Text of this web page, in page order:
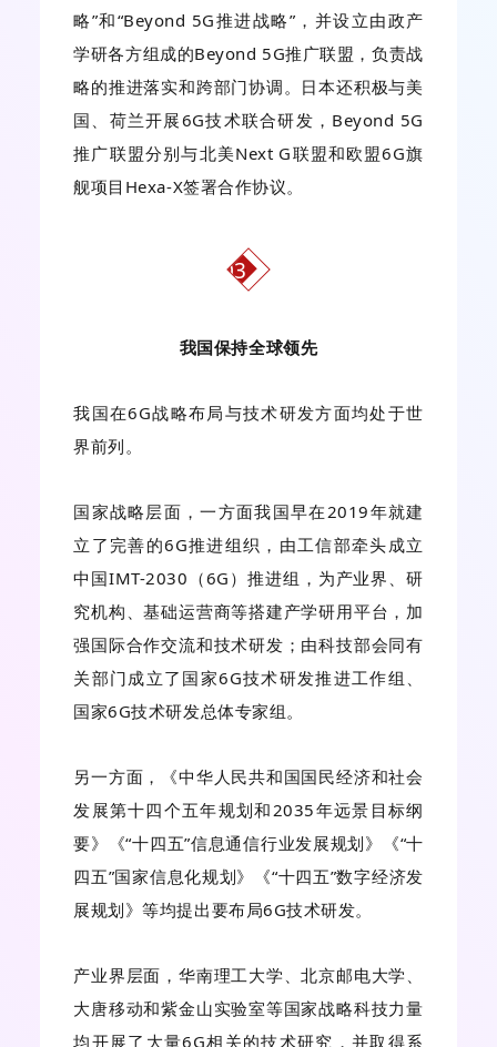
略”和“Beyond 5G推进战略”，并设立由政产
学研各方组成的Beyond 5G推广联盟，负责战
略的推进落实和跨部门协调。日本还积极与美
国、荷兰开展6G技术联合研发，Beyond 5G
推广联盟分别与北美Next G联盟和欧盟6G旗
舰项目Hexa-X签署合作协议。
03
我国保持全球领先
我国在6G战略布局与技术研发方面均处于世
界前列。
国家战略层面，一方面我国早在2019年就建
立了完善的6G推进组织，由工信部牵头成立
中国IMT-2030（6G）推进组，为产业界、研
究机构、基础运营商等搭建产学研用平台，加
强国际合作交流和技术研发；由科技部会同有
关部门成立了国家6G技术研发推进工作组、
国家6G技术研发总体专家组。
另一方面，《中华人民共和国国民经济和社会
发展第十四个五年规划和2035年远景目标纲
要》《“十四五”信息通信行业发展规划》《“十
四五”国家信息化规划》《“十四五”数字经济发
展规划》等均提出要布局6G技术研发。
产业界层面，华南理工大学、北京邮电大学、
大唐移动和紫金山实验室等国家战略科技力量
均开展了大量6G相关的技术研究，并取得系